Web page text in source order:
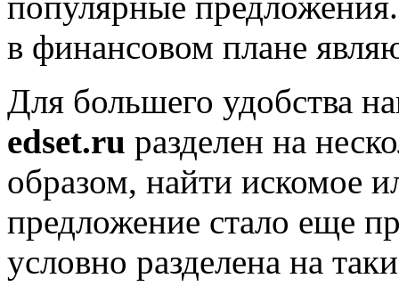
в финансовом плане
Для большего удобства
edset.ru разделен на
образом, найти искомое
предложение стало еще
условно разделена на